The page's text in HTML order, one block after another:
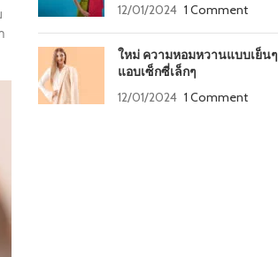
12/01/2024 1 Comment
ใหม่ ความหอมหวานแบบเย็นๆ
แอบเซ็กซี่เล็กๆ
12/01/2024 1 Comment